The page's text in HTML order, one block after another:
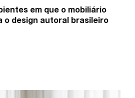
em que o mobiliário
o design autoral brasileiro